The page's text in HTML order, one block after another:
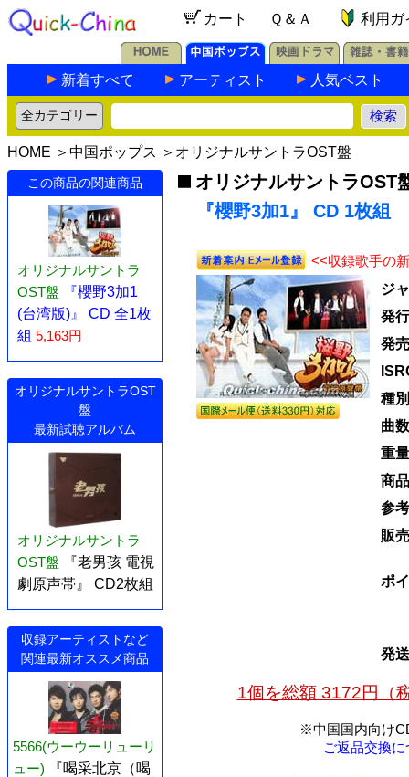
カート Ｑ＆Ａ 利用ガ
新着すべて アーティスト 人気ベスト
HOME ＞ 中国ポップス ＞ オリジナルサントラOST盤
この商品の関連商品
オリジナルサントラ
OST盤
『櫻野3加1
(台湾版)』 CD 全1枚
組 5,163円
オリジナルサントラOST
盤
最新試聴アルバム
オリジナルサントラ
OST盤
『老男孩 電視
劇原声帯』 CD2枚組
収録アーティストなど
関連最新オススメ商品
5566(ウーウーリューリ
ュー)
『喝采北京（喝
オリジナルサントラOST
『櫻野3加1』 CD 1枚組
<<収録歌手の
ジ
発
発
種
曲数
重量
商
参
販
ポ
発
1個を総額 3172円（
※中国国内向け
ご返品交換